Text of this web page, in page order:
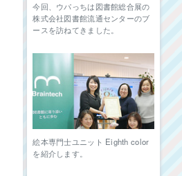
今回、ウパっちは図書館総合展の
株式会社図書館流通センターのブ
ースを訪ねてきました。
絵本専門士ユニット Eighth color
を紹介します。